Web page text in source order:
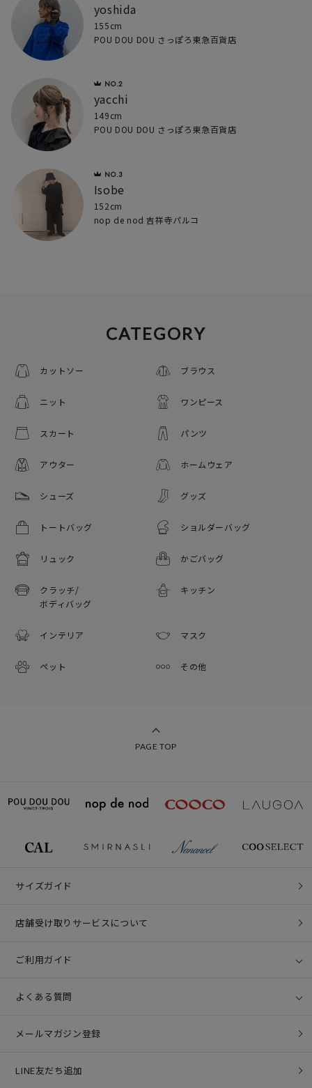
yoshida
155cm
POU DOU DOU さっぽろ東急百貨店
yacchi
149cm
POU DOU DOU さっぽろ東急百貨店
Isobe
152cm
nop de nod 吉祥寺パルコ
CATEGORY
カットソー ブラウス
ニット ワンピース
スカート パンツ
アウター ホームウェア
シューズ グッズ
トートバッグ ショルダーバッグ
リュック かごバッグ
クラッチ/
ボディバッグ
キッチン
インテリア マスク
ペット その他
PAGE TOP
サイズガイド
店舗受け取りサービスについて
ご利用ガイド
よくある質問
メールマガジン登録
LINE友だち追加